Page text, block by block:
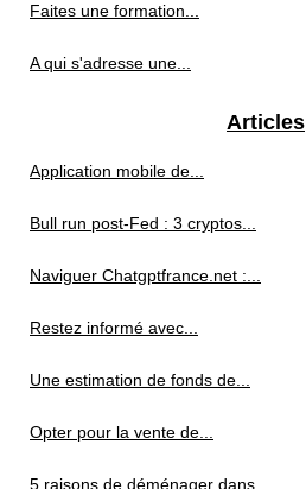
Faites une formation...
A qui s'adresse une...
Articles
Application mobile de...
Bull run post-Fed : 3 cryptos...
Naviguer Chatgptfrance.net :...
Restez informé avec...
Une estimation de fonds de...
Opter pour la vente de...
5 raisons de déménager dans...